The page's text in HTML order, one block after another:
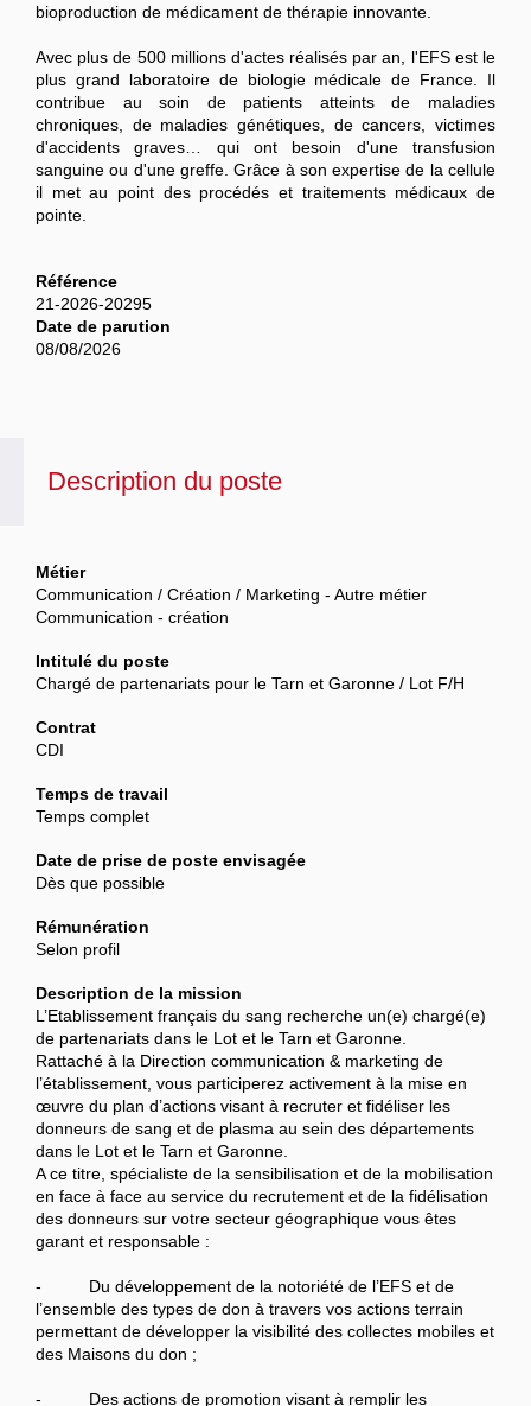
Description du poste
Métier
Communication / Création / Marketing - Autre métier
Communication - création
Intitulé du poste
Chargé de partenariats pour le Tarn et Garonne / Lot F/H
Contrat
CDI
Temps de travail
Temps complet
Date de prise de poste envisagée
Dès que possible
Rémunération
Selon profil
Description de la mission
L’Etablissement français du sang recherche un(e) chargé(e)
de partenariats dans le Lot et le Tarn et Garonne.
Rattaché à la Direction communication & marketing de
l’établissement, vous participerez activement à la mise en
œuvre du plan d’actions visant à recruter et fidéliser les
donneurs de sang et de plasma au sein des départements
dans le Lot et le Tarn et Garonne.
A ce titre, spécialiste de la sensibilisation et de la mobilisation
en face à face au service du recrutement et de la fidélisation
des donneurs sur votre secteur géographique vous êtes
garant et responsable :
- Du développement de la notoriété de l’EFS et de
l’ensemble des types de don à travers vos actions terrain
permettant de développer la visibilité des collectes mobiles et
des Maisons du don ;
- Des actions de promotion visant à remplir les
bioproduction de médicament de thérapie innovante.
Avec plus de 500 millions d'actes réalisés par an, l'EFS est le
plus grand laboratoire de biologie médicale de France. Il
contribue au soin de patients atteints de maladies
chroniques, de maladies génétiques, de cancers, victimes
d'accidents graves… qui ont besoin d'une transfusion
sanguine ou d'une greffe. Grâce à son expertise de la cellule
il met au point des procédés et traitements médicaux de
pointe.
Référence
21-2026-20295
Date de parution
08/08/2026